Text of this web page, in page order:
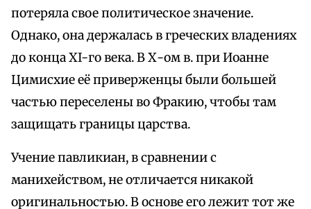
потеряла свое политическое значение.
Однако, она держалась в греческих владениях
до конца XI-го века. В Х-ом в. при Иоанне
Цимисхие её приверженцы были большей
частью переселены во Фракию, чтобы там
защищать границы царства.
Учение павликиан, в сравнении с
манихейством, не отличается никакой
оригинальностью. В основе его лежит тот же